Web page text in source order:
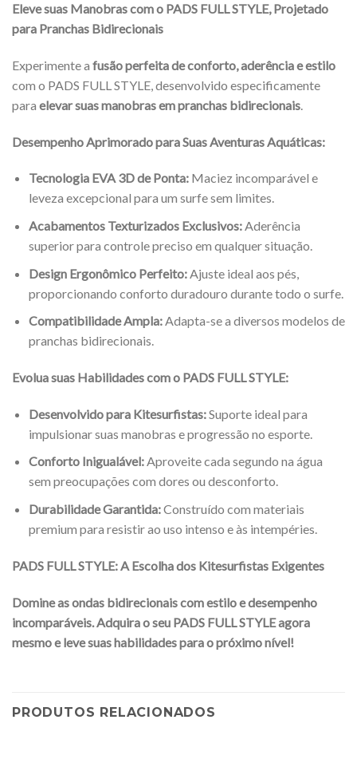
Eleve suas Manobras com o PADS FULL STYLE, Projetado
para Pranchas Bidirecionais
Experimente a fusão perfeita de conforto, aderência e estilo
com o PADS FULL STYLE, desenvolvido especificamente
para elevar suas manobras em pranchas bidirecionais.
Desempenho Aprimorado para Suas Aventuras Aquáticas:
Tecnologia EVA 3D de Ponta:Maciez incomparável e
leveza excepcional para um surfe sem limites.
Acabamentos Texturizados Exclusivos:Aderência
superior para controle preciso em qualquer situação.
Design Ergonômico Perfeito:Ajuste ideal aos pés,
proporcionando conforto duradouro durante todo o surfe.
Compatibilidade Ampla:Adapta-se a diversos modelos de
pranchas bidirecionais.
Evolua suas Habilidades com o PADS FULL STYLE:
Desenvolvido para Kitesurfistas:Suporte ideal para
impulsionar suas manobras e progressão no esporte.
Conforto Inigualável:Aproveite cada segundo na água
sem preocupações com dores ou desconforto.
Durabilidade Garantida:Construído com materiais
premium para resistir ao uso intenso e às intempéries.
PADS FULL STYLE: A Escolha dos Kitesurfistas Exigentes
Domine as ondas bidirecionais com estilo e desempenho
incomparáveis. Adquira o seu PADS FULL STYLE agora
mesmo e leve suas habilidades para o próximo nível!
PRODUTOS RELACIONADOS